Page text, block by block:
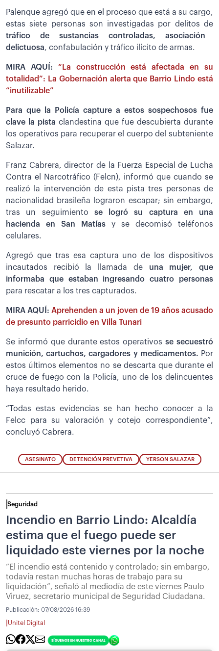
Palenque agregó que en el proceso que está a su cargo,
estas siete personas son investigadas por delitos de
tráfico de sustancias controladas, asociación
delictuosa, confabulación y tráfico ilícito de armas.
MIRA AQUÍ: “La construcción está afectada en su
totalidad”: La Gobernación alerta que Barrio Lindo está
“inutilizable”
Para que la Policía capture a estos sospechosos fue
clave la pista clandestina que fue descubierta durante
los operativos para recuperar el cuerpo del subteniente
Salazar.
Franz Cabrera, director de la Fuerza Especial de Lucha
Contra el Narcotráfico (Felcn), informó que cuando se
realizó la intervención de esta pista tres personas de
nacionalidad brasileña lograron escapar; sin embargo,
tras un seguimiento se logró su captura en una
hacienda en San Matías y se decomisó teléfonos
celulares.
Agregó que tras esa captura uno de los dispositivos
incautados recibió la llamada deuna mujer, que
informaba que estaban ingresando cuatro personas
para rescatar a los tres capturados.
MIRA AQUÍ: Aprehenden a un joven de 19 años acusado
de presunto parricidio en Villa Tunari
Se informó que durante estos operativosse secuestró
munición, cartuchos, cargadores y medicamentos. Por
estos últimos elementos no se descarta que durante el
cruce de fuego con la Policía, uno de los delincuentes
haya resultado herido.
“Todas estas evidencias se han hecho conocer a la
Felcc para su valoración y cotejo correspondiente”,
concluyó Cabrera.
ASESINATO DETENCIÓN PREVETIVA YERSON SALAZAR
Seguridad
Incendio en Barrio Lindo: Alcaldía
estima que el fuego puede ser
liquidado este viernes por la noche
“El incendio está contenido y controlado; sin embargo,
todavía restan muchas horas de trabajo para su
liquidación”, señaló al mediodía de este viernes Paulo
Viruez, secretario municipal de Seguridad Ciudadana.
Publicación: 07/08/2026 16:39
Unitel Digital